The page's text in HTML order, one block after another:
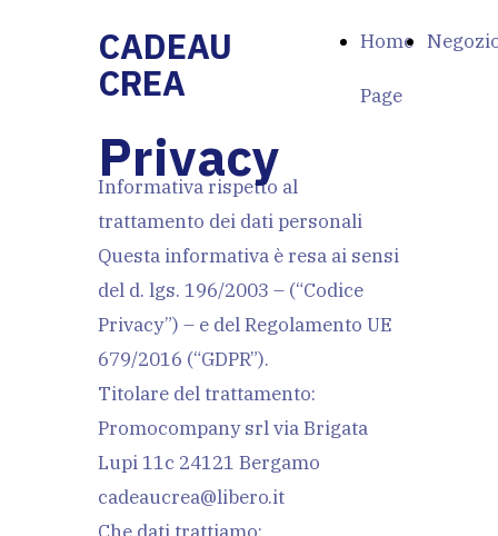
CADEAU
CREA
Home
Page
Privacy
Informativa rispetto al
trattamento dei dati personali
Questa informativa è resa ai sensi
del d. lgs. 196/2003 – (“Codice
Privacy”) – e del Regolamento UE
679/2016 (“GDPR”).
Titolare del trattamento:
Promocompany srl via Brigata
Lupi 11c 24121 Bergamo
cadeaucrea@libero.it